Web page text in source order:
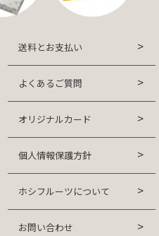
送料とお支払い
よくあるご質問
オリジナルカード
個人情報保護方針
ホシフルーツについて
お問い合わせ